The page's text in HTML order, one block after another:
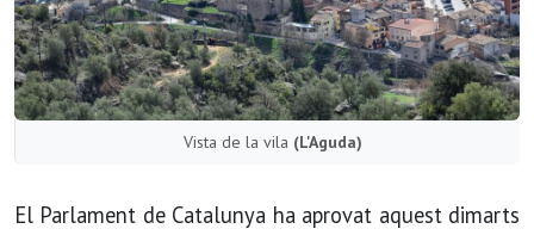
Vista de la vila (L'Aguda)
El Parlament de Catalunya ha aprovat aquest dimarts